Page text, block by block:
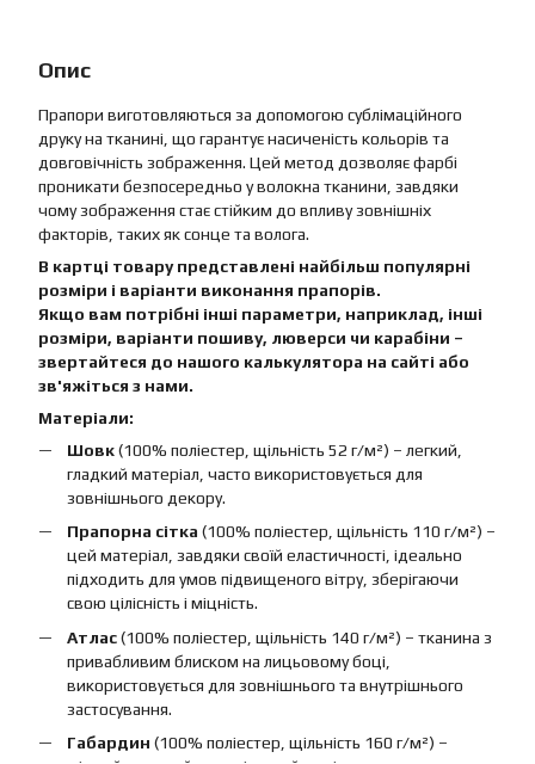
Опис
Прапори виготовляються за допомогою сублімаційного
друку на тканині, що гарантує насиченість кольорів та
довговічність зображення. Цей метод дозволяє фарбі
проникати безпосередньо у волокна тканини, завдяки
чому зображення стає стійким до впливу зовнішніх
факторів, таких як сонце та волога.
В картці товару представлені найбільш популярні
розміри і варіанти виконання прапорів.
Якщо вам потрібні інші параметри, наприклад, інші
розміри, варіанти пошиву, люверси чи карабіни –
звертайтеся до нашого калькулятора на сайті або
зв'яжіться з нами.
Матеріали:
Шовк(100% поліестер, щільність 52 г/м²) – легкий,
гладкий матеріал, часто використовується для
зовнішнього декору.
Прапорна сітка (100% поліестер, щільність 110 г/м²) –
цей матеріал, завдяки своїй еластичності, ідеально
підходить для умов підвищеного вітру, зберігаючи
свою цілісність і міцність.
Атлас(100% поліестер, щільність 140 г/м²) – тканина з
привабливим блиском на лицьовому боці,
використовується для зовнішнього та внутрішнього
застосування.
Габардин (100% поліестер, щільність 160 г/м²) –